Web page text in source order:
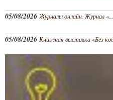
05/08/2026Журналы онлайн. Журнал «...
05/08/2026 Книжная выставка «Без